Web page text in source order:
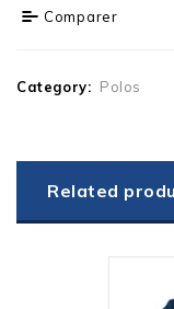
Comparer
Category: Polos
Related